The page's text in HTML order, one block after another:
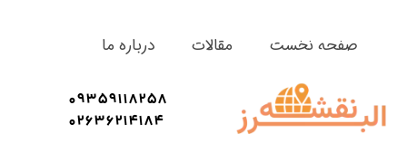
صفحه نخست مقالات درباره ما
09359118258
02636214184